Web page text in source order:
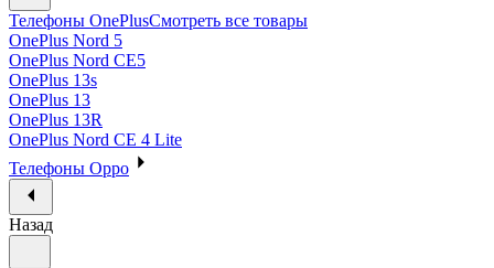
Телефоны OnePlusСмотреть все товары
OnePlus Nord 5
OnePlus Nord CE5
OnePlus 13s
OnePlus 13
OnePlus 13R
OnePlus Nord CE 4 Lite
Телефоны Oppo
Назад